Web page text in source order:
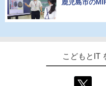
鹿児島市の
こどもとIT